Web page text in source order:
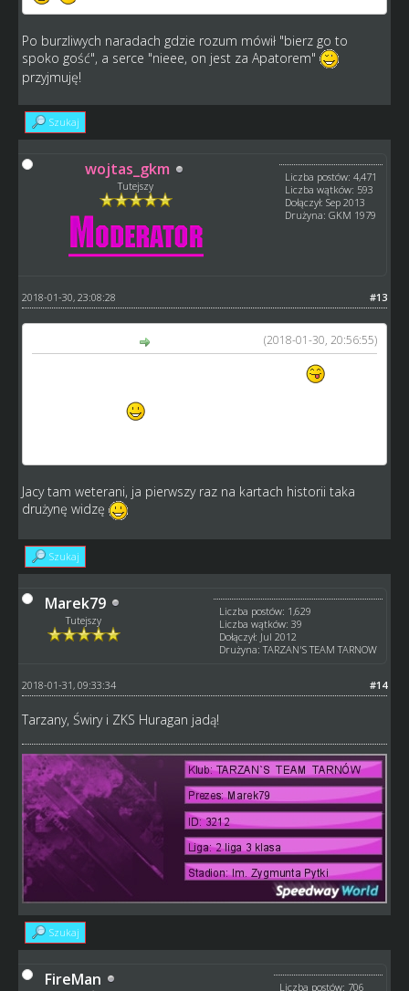
Po burzliwych naradach gdzie rozum mówił "bierz go to
spoko gość", a serce "nieee, on jest za Apatorem"
przyjmuję!
Szukaj
wojtas_gkm
Tutejszy
Liczba postów: 4,471
Liczba wątków: 593
Dołączył: Sep 2013
Drużyna: GKM 1979
#13
2018-01-30, 23:08:28
(2018-01-30, 20:56:55)
Jacy tam weterani, ja pierwszy raz na kartach historii taka
drużynę widzę
Szukaj
Marek79
Tutejszy
Liczba postów: 1,629
Liczba wątków: 39
Dołączył: Jul 2012
Drużyna: TARZAN'S TEAM TARNOW
#14
2018-01-31, 09:33:34
Tarzany, Świry i ZKS Huragan jadą!
Szukaj
FireMan Liczba postów: 706